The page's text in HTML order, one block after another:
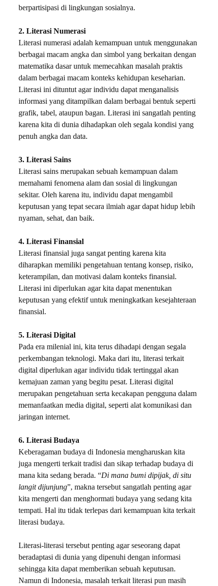
berpartisipasi di lingkungan sosialnya.
2. Literasi Numerasi
Literasi numerasi adalah kemampuan untuk menggunakan
berbagai macam angka dan simbol yang berkaitan dengan
matematika dasar untuk memecahkan masalah praktis
dalam berbagai macam konteks kehidupan keseharian.
Literasi ini dituntut agar individu dapat menganalisis
informasi yang ditampilkan dalam berbagai bentuk seperti
grafik, tabel, ataupun bagan. Literasi ini sangatlah penting
karena kita di dunia dihadapkan oleh segala kondisi yang
penuh angka dan data.
3. Literasi Sains
Literasi sains merupakan sebuah kemampuan dalam
memahami fenomena alam dan sosial di lingkungan
sekitar. Oleh karena itu, individu dapat mengambil
keputusan yang tepat secara ilmiah agar dapat hidup lebih
nyaman, sehat, dan baik.
4. Literasi Finansial
Literasi finansial juga sangat penting karena kita
diharapkan memiliki pengetahuan tentang konsep, risiko,
keterampilan, dan motivasi dalam konteks finansial.
Literasi ini diperlukan agar kita dapat menentukan
keputusan yang efektif untuk meningkatkan kesejahteraan
finansial.
5. Literasi Digital
Pada era milenial ini, kita terus dihadapi dengan segala
perkembangan teknologi. Maka dari itu, literasi terkait
digital diperlukan agar individu tidak tertinggal akan
kemajuan zaman yang begitu pesat. Literasi digital
merupakan pengetahuan serta kecakapan pengguna dalam
memanfaatkan media digital, seperti alat komunikasi dan
jaringan internet.
6. Literasi Budaya
Keberagaman budaya di Indonesia mengharuskan kita
juga mengerti terkait tradisi dan sikap terhadap budaya di
mana kita sedang berada. “Di mana bumi dipijak, di situ
langit dijunjung”, makna tersebut sangatlah penting agar
kita mengerti dan menghormati budaya yang sedang kita
tempati. Hal itu tidak terlepas dari kemampuan kita terkait
literasi budaya.
Literasi-literasi tersebut penting agar seseorang dapat
beradaptasi di dunia yang dipenuhi dengan informasi
sehingga kita dapat memberikan sebuah keputusan.
Namun di Indonesia, masalah terkait literasi pun masih